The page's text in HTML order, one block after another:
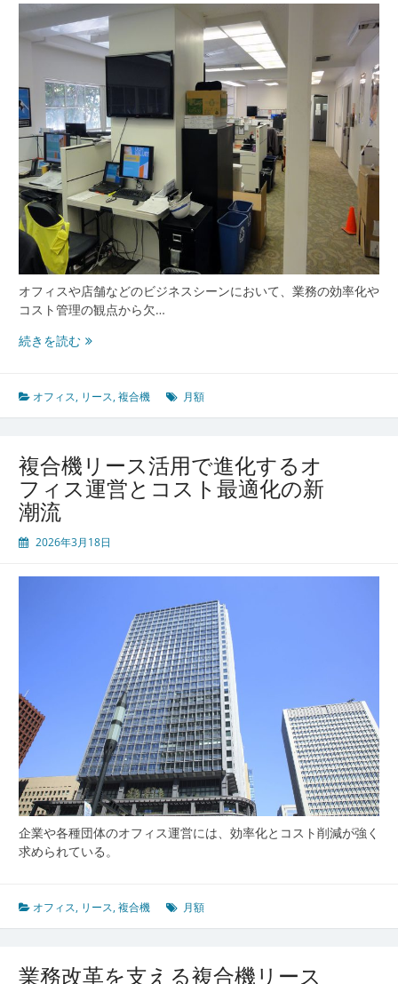
合
機
リ
ー
ス
導
入
で
え
る
現
代
オ
フ
ィ
ス
最
オフィスや店舗などのビジネスシーンにおいて、業務の効率化や
コスト管理の観点から欠…
続きを読む複
リ
ー
用
で
す
業
ト
最
適
化
の
新
常
識
オフィス, リース,複合機 月額
複合機リース活用で進化するオ
フィス運営とコスト最適化の新
潮流
2026年3月18日
企業や各種団体のオフィス運営には、効率化とコスト削減が強く
求められている。
オフィス, リース,複合機 月額
業務改革を支える複合機リース